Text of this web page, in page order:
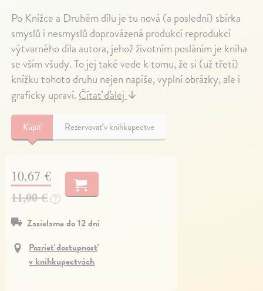
Po Knížce a Druhém dílu je tu nová (a poslední) sbírka
smyslů i nesmyslů doprovázená produkcí reprodukcí
výtvarného díla autora, jehož životním posláním je kniha
se vším všudy. To jej také vede k tomu, že si (už třetí)
knížku tohoto druhu nejen napíše, vyplní obrázky, ale i
graficky upraví. Čítať ďalej ↓
Kúpiť Rezervovať v kníhkupectve
10,67 €
11,00 € ?
Zasielame do 12 dní
Pozrieť dostupnosť
v kníhkupectvách